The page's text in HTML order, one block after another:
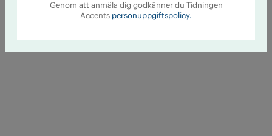
Genom att anmäla dig godkänner du Tidningen
Accents personuppgiftspolicy.